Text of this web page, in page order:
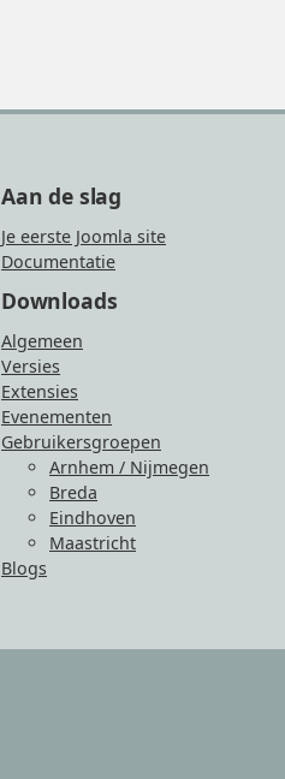
Aan de slag
Je eerste Joomla site
Documentatie
Downloads
Algemeen
Versies
Extensies
Evenementen
Gebruikersgroepen
Arnhem / Nijmegen
Breda
Eindhoven
Maastricht
Blogs